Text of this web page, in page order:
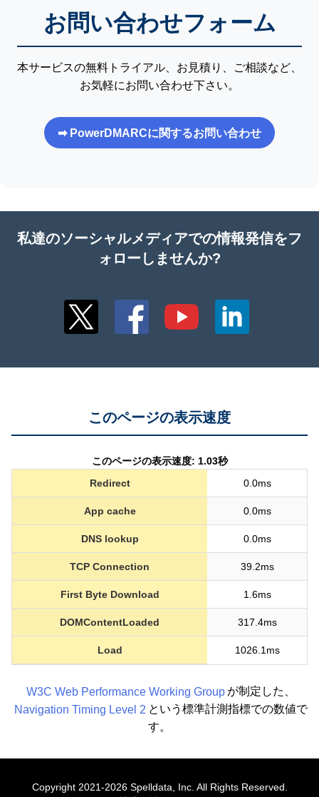
お問い合わせフォーム
本サービスの無料トライアル、お見積り、ご相談など、
お気軽にお問い合わせ下さい。
➡ PowerDMARCに関するお問い合わせ
私達のソーシャルメディアでの情報発信をフ
ォローしませんか?
このページの表示速度
このページの表示速度: 1.03秒
Redirect
0.0ms
App cache 0.0ms
DNS lookup 0.0ms
TCP Connection 39.2ms
First Byte Download 1.6ms
DOMContentLoaded 317.4ms
Load 1026.1ms
W3C Web Performance Working Group が制定した、
Navigation Timing Level 2 という標準計測指標での数値で
す。
Copyright 2021-2026 Spelldata, Inc. All Rights Reserved.